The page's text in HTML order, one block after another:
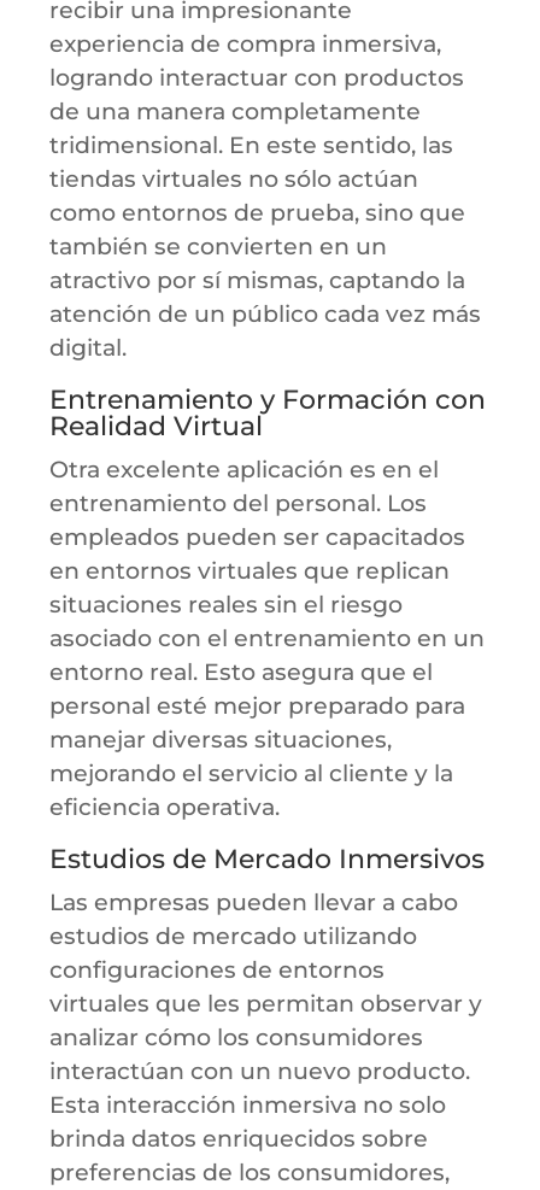
recibir una impresionante
experiencia de compra inmersiva,
logrando interactuar con productos
de una manera completamente
tridimensional. En este sentido, las
tiendas virtuales no sólo actúan
como entornos de prueba, sino que
también se convierten en un
atractivo por sí mismas, captando la
atención de un público cada vez más
digital.
Entrenamiento y Formación con
Realidad Virtual
Otra excelente aplicación es en el
entrenamiento del personal. Los
empleados pueden ser capacitados
en entornos virtuales que replican
situaciones reales sin el riesgo
asociado con el entrenamiento en un
entorno real. Esto asegura que el
personal esté mejor preparado para
manejar diversas situaciones,
mejorando el servicio al cliente y la
eficiencia operativa.
Estudios de Mercado Inmersivos
Las empresas pueden llevar a cabo
estudios de mercado utilizando
configuraciones de entornos
virtuales que les permitan observar y
analizar cómo los consumidores
interactúan con un nuevo producto.
Esta interacción inmersiva no solo
brinda datos enriquecidos sobre
preferencias de los consumidores,